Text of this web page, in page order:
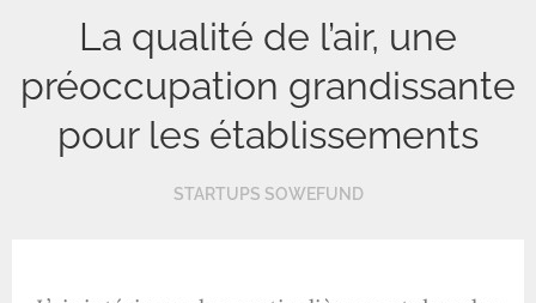
La qualité de l’air, une
préoccupation grandissante
pour les établissements
STARTUPS SOWEFUND